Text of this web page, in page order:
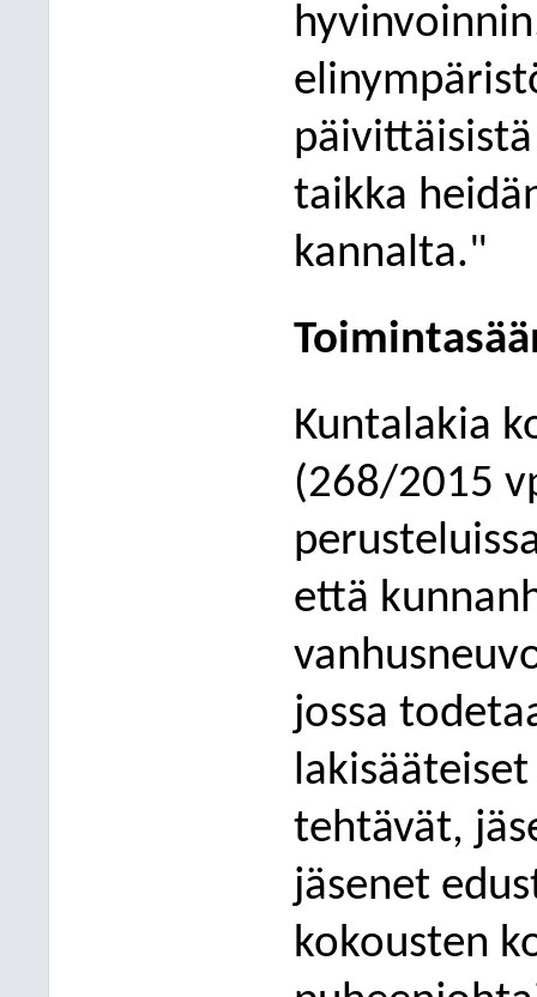
taikka
kannalta."
Kuntalakia
(268/2015
että
jossa
tehtävät,
jäsenet
kokousten